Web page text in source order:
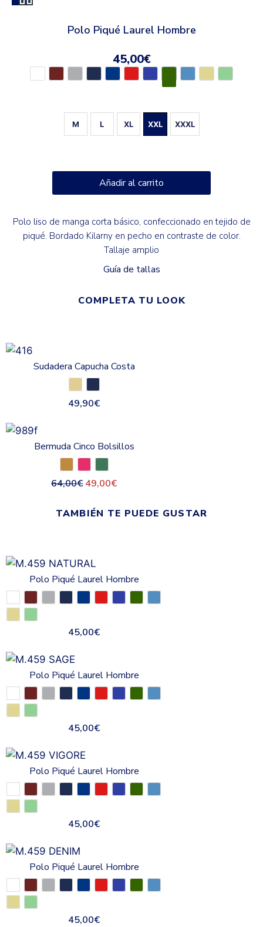
Polo Piqué Laurel Hombre
45,00€
M L XL XXL XXXL
Añadir al carrito
Polo liso de manga corta básico, confeccionado en tejido de
piqué. Bordado Kilarny en pecho en contraste de color.
Tallaje amplio
Guía de tallas
COMPLETA TU LOOK
Sudadera Capucha Costa
49,90€
Bermuda Cinco Bolsillos
64,00€ 49,00€
TAMBIÉN TE PUEDE GUSTAR
Polo Piqué Laurel Hombre
45,00€
Polo Piqué Laurel Hombre
45,00€
Polo Piqué Laurel Hombre
45,00€
Polo Piqué Laurel Hombre
45,00€